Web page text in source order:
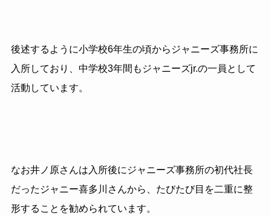
後述するように小学校6年生の頃からジャニーズ事務所に
入所しており、中学校3年間もジャニーズjr.の一員として
活動しています。
なお井ノ原さんは入所後にジャニーズ事務所の初代社長
だったジャニー喜多川さんから、たびたび目を二重に整
形することを勧められています。